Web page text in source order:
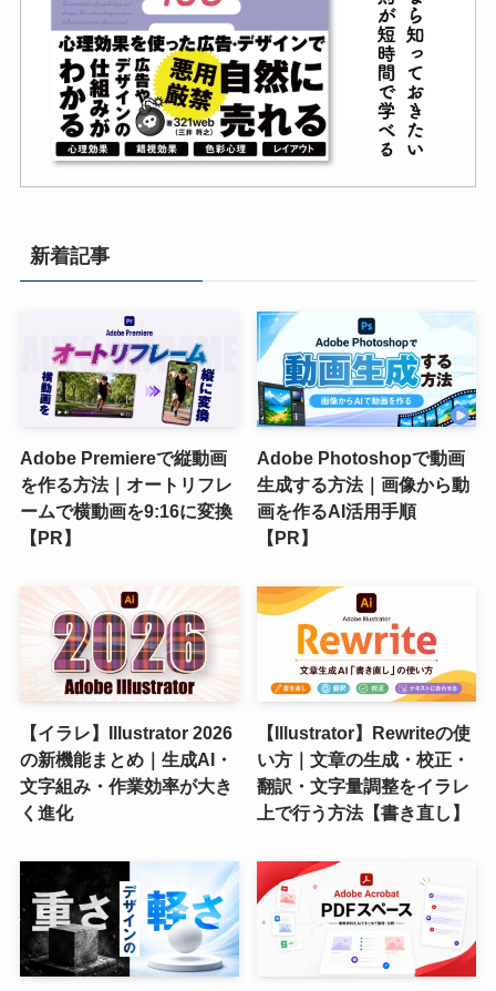
新着記事
Adobe Premiereで縦動画
を作る方法｜オートリフレ
ームで横動画を9:16に変換
【PR】
Adobe Photoshopで動画
生成する方法｜画像から動
画を作るAI活用手順
【PR】
【イラレ】Illustrator 2026
の新機能まとめ｜生成AI・
文字組み・作業効率が大き
く進化
【Illustrator】Rewriteの使
い方｜文章の生成・校正・
翻訳・文字量調整をイラレ
上で行う方法【書き直し】